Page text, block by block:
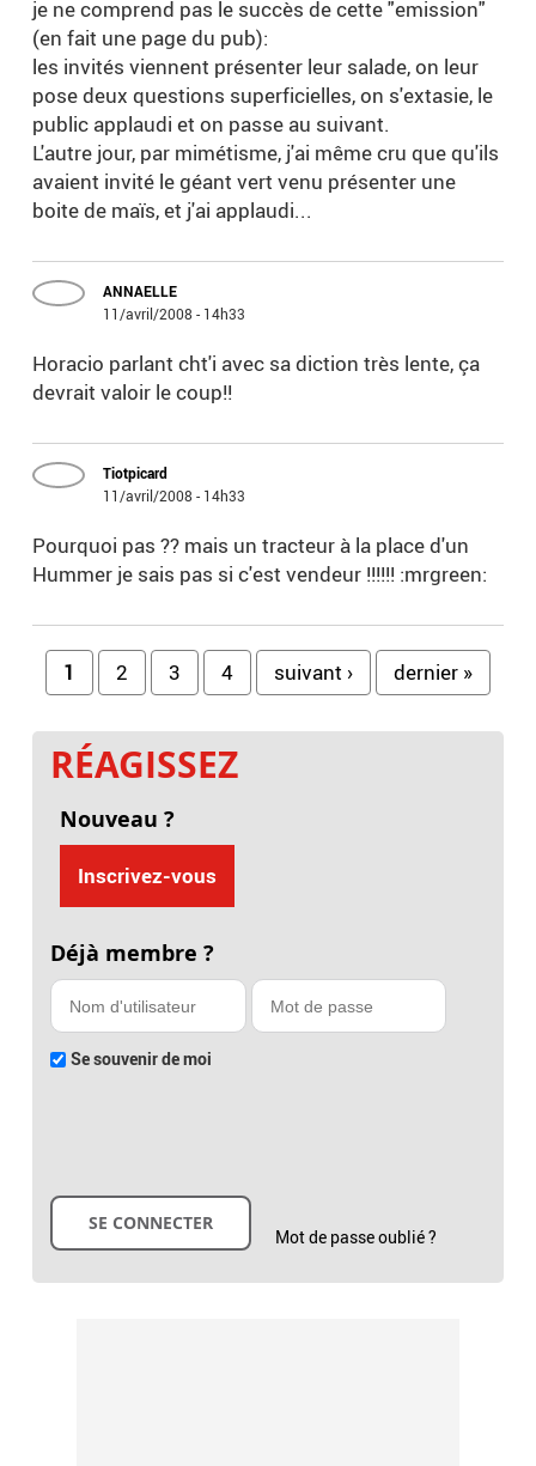
je ne comprend pas le succès de cette "emission"
(en fait une page du pub):
les invités viennent présenter leur salade, on leur
pose deux questions superficielles, on s'extasie, le
public applaudi et on passe au suivant.
L'autre jour, par mimétisme, j'ai même cru que qu'ils
avaient invité le géant vert venu présenter une
boite de maïs, et j'ai applaudi...
ANNAELLE
11/avril/2008 - 14h33
Horacio parlant cht'i avec sa diction très lente, ça
devrait valoir le coup!!
Tiotpicard
11/avril/2008 - 14h33
Pourquoi pas ?? mais un tracteur à la place d'un
Hummer je sais pas si c'est vendeur !!!!!! :mrgreen:
Pages
1 2 3 4 suivant › dernier »
RÉAGISSEZ
Nouveau ?
Inscrivez-vous
Déjà membre ?
Se souvenir de moi
Mot de passe oublié ?